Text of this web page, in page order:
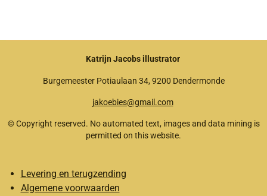
Katrijn Jacobs illustrator
Burgemeester Potiaulaan 34, 9200 Dendermonde
jakoebies@gmail.com
© Copyright reserved. No automated text, images and data mining is
permitted on this website.
Levering en terugzending
Algemene voorwaarden